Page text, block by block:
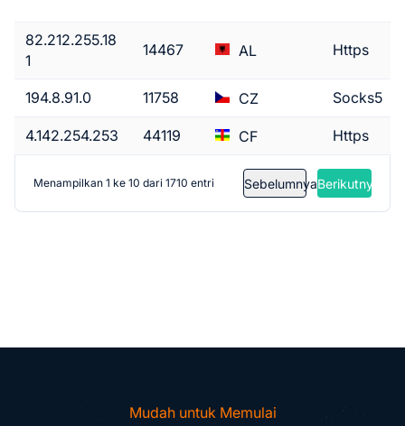
82.212.255.18
1
14467 AL Https
194.8.91.0 11758 CZ Socks5
4.142.254.253 44119 CF Https
Menampilkan 1 ke 10 dari 1710 entri SebelumnyaBerikutnya
Mudah untuk Memulai